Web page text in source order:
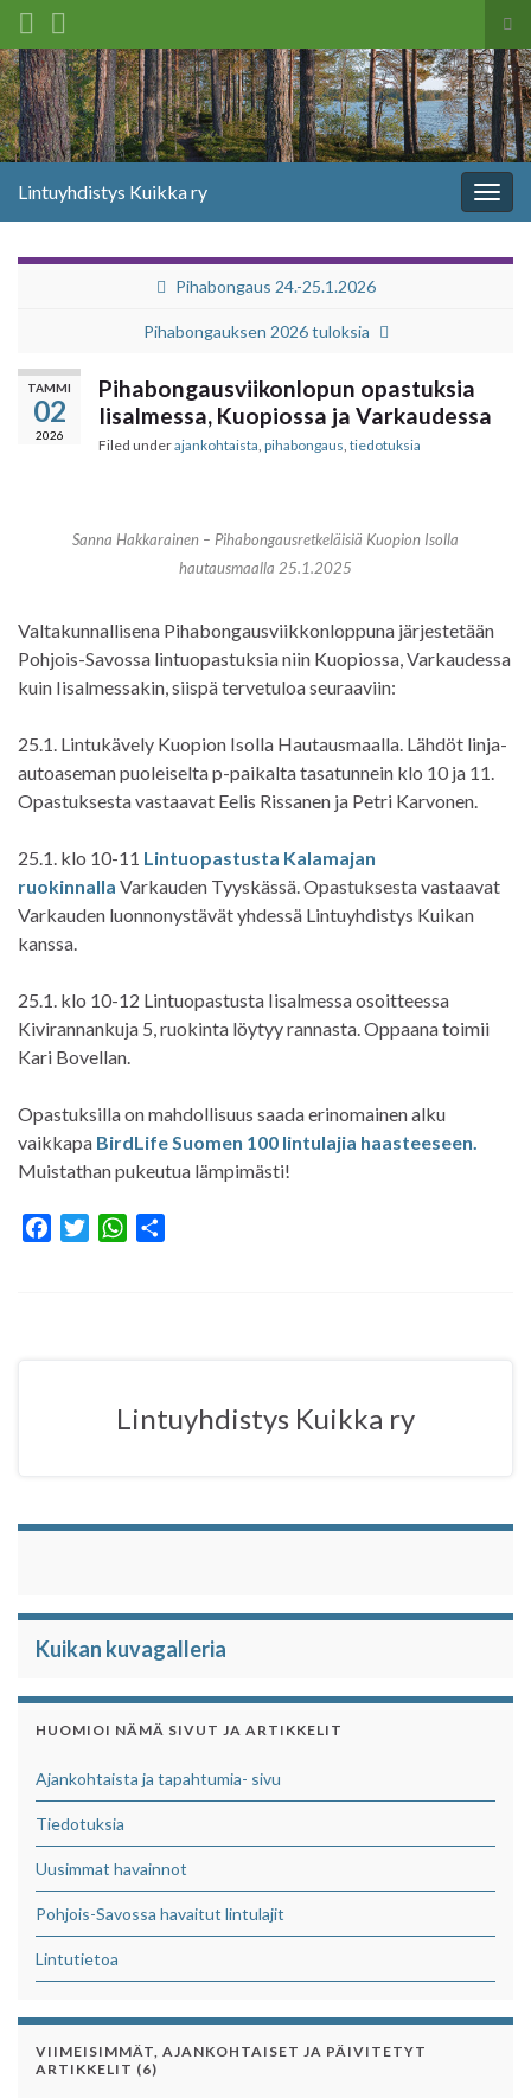
Search for:
Lintuyhdistys Kuikka ry
Pihabongaus 24.-25.1.2026
Pihabongauksen 2026 tuloksia
TAMMI
02
2026
Pihabongausviikonlopun opastuksia
Iisalmessa, Kuopiossa ja Varkaudessa
Filed underajankohtaista pihabongaus tiedotuksia
Sanna Hakkarainen – Pihabongausretkeläisiä Kuopion Isolla
hautausmaalla 25.1.2025
Valtakunnallisena Pihabongausviikkonloppuna järjestetään
Pohjois-Savossa lintuopastuksia niin Kuopiossa, Varkaudessa
kuin Iisalmessakin, siispä tervetuloa seuraaviin:
25.1. Lintukävely Kuopion Isolla Hautausmaalla. Lähdöt linja-
autoaseman puoleiselta p-paikalta tasatunnein klo 10 ja 11.
Opastuksesta vastaavat Eelis Rissanen ja Petri Karvonen.
25.1. klo 10-11 Lintuopastusta Kalamajan
ruokinnalla Varkauden Tyyskässä. Opastuksesta vastaavat
Varkauden luonnonystävät yhdessä Lintuyhdistys Kuikan
kanssa.
25.1. klo 10-12 Lintuopastusta Iisalmessa osoitteessa
Kivirannankuja 5, ruokinta löytyy rannasta. Oppaana toimii
Kari Bovellan.
Opastuksilla on mahdollisuus saada erinomainen alku
vaikkapa BirdLife Suomen 100 lintulajia haasteeseen.
Muistathan pukeutua lämpimästi!
W
p
Lintuyhdistys Kuikka ry
Kuikan kuvagalleria
HUOMIOI NÄMÄ SIVUT JA ARTIKKELIT
Ajankohtaista ja tapahtumia- sivu
Tiedotuksia
Uusimmat havainnot
Pohjois-Savossa havaitut lintulajit
Lintutietoa
VIIMEISIMMÄT, AJANKOHTAISET JA PÄIVITETYT
ARTIKKELIT (6)